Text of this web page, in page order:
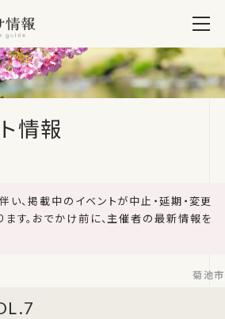
情報
い、掲載中のイベントが中止・延期・変更
ます。おでかけ前に、主催者の最新情報を
菊池市